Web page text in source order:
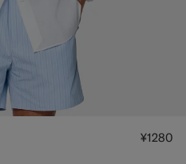
¥1280